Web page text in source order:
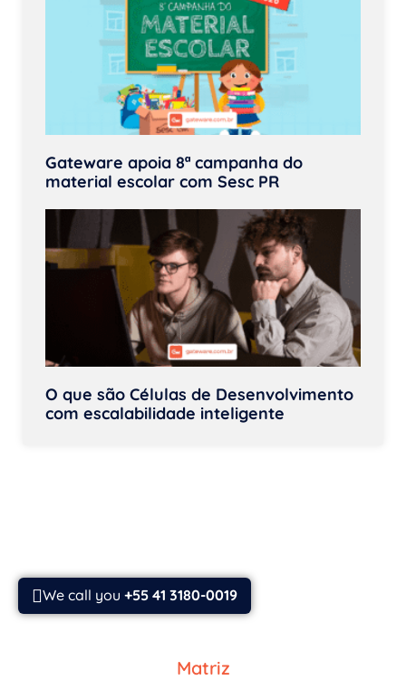
Gateware apoia 8ª campanha do
material escolar com Sesc PR
O que são Células de Desenvolvimento
com escalabilidade inteligente
We call you +55 41 3180-0019
Matriz